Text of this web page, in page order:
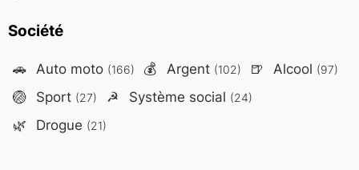
Société
🚗 Auto moto (166) 💰 Argent (102) 🍺 Alcool (97)
🏐 Sport (27) ☭ Système social (24)
🌿 Drogue (21)